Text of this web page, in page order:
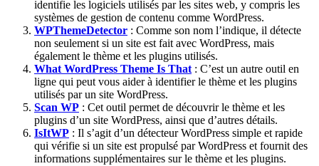
identifie les logiciels utilisés par les sites web, y compris les
systèmes de gestion de contenu comme WordPress.
WPThemeDetector : Comme son nom l’indique, il détecte
non seulement si un site est fait avec WordPress, mais
également le thème et les plugins utilisés.
What WordPress Theme Is That: C’est un autre outil en
ligne qui peut vous aider à identifier le thème et les plugins
utilisés par un site WordPress.
Scan WP : Cet outil permet de découvrir le thème et les
plugins d’un site WordPress, ainsi que d’autres détails.
IsItWP : Il s’agit d’un détecteur WordPress simple et rapide
qui vérifie si un site est propulsé par WordPress et fournit des
informations supplémentaires sur le thème et les plugins.